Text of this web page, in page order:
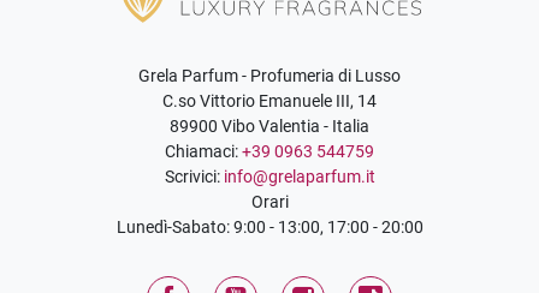
Grela Parfum - Profumeria di Lusso
C.so Vittorio Emanuele III, 14
89900 Vibo Valentia - Italia
Chiamaci:+39 0963 544759
Scrivici: info@grelaparfum.it
Orari
Lunedì-Sabato: 9:00 - 13:00, 17:00 - 20:00